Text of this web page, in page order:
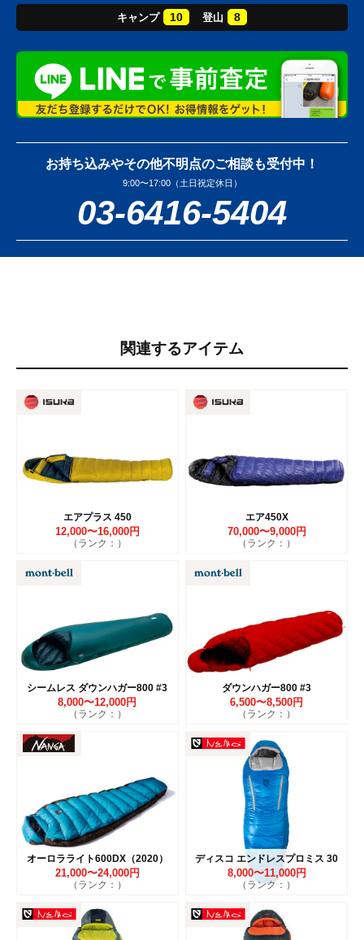
キャンプ 10 登山 8
お持ち込みやその他不明点のご相談も受付中！
9:00〜17:00（土日祝定休日）
03-6416-5404
関連するアイテム
エアプラス 450
12,000〜16,000円
（ランク：）
エア450X
70,000〜9,000円
（ランク：）
シームレス ダウンハガー800 #3
8,000〜12,000円
（ランク：）
ダウンハガー800 #3
6,500〜8,500円
（ランク：）
オーロラライト600DX（2020）
21,000〜24,000円
（ランク：）
ディスコ エンドレスプロミス 30
8,000〜11,000円
（ランク：）